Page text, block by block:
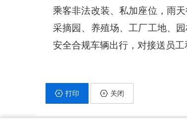
乘客非法改装、私加座位，雨
采摘园、养殖场、工厂工地、
安全合规车辆出行，对接送员
打印 关闭